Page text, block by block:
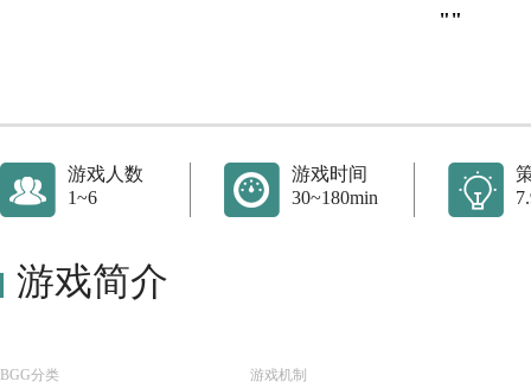
""
游戏人数
1~6
游戏时间
30~180min
游戏简介
BGG分类 游戏机制